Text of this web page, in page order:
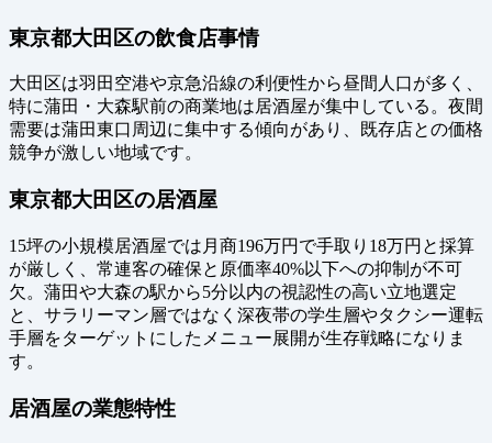
東京都大田区の飲食店事情
大田区は羽田空港や京急沿線の利便性から昼間人口が多く、
特に蒲田・大森駅前の商業地は居酒屋が集中している。夜間
需要は蒲田東口周辺に集中する傾向があり、既存店との価格
競争が激しい地域です。
東京都大田区の居酒屋
15坪の小規模居酒屋では月商196万円で手取り18万円と採算
が厳しく、常連客の確保と原価率40%以下への抑制が不可
欠。蒲田や大森の駅から5分以内の視認性の高い立地選定
と、サラリーマン層ではなく深夜帯の学生層やタクシー運転
手層をターゲットにしたメニュー展開が生存戦略になりま
す。
居酒屋の業態特性